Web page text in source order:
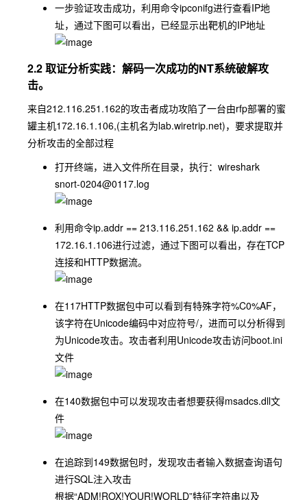
一步验证攻击成功，利用命令ipconifg进行查看IP地
址，通过下图可以看出，已经显示出靶机的IP地址
2.2 取证分析实践：解码一次成功的NT系统破解攻
击。
来自212.116.251.162的攻击者成功攻陷了一台由rfp部署的蜜
罐主机172.16.1.106,(主机名为lab.wiretrip.net)，要求提取并
分析攻击的全部过程
打开终端，进入文件所在目录，执行：wireshark
snort-0204@0117.log
利用命令ip.addr == 213.116.251.162 && ip.addr ==
172.16.1.106进行过滤，通过下图可以看出，存在TCP
连接和HTTP数据流。
在117HTTP数据包中可以看到有特殊字符%C0%AF，
该字符在Unicode编码中对应符号/，进而可以分析得到
为Unicode攻击。攻击者利用Unicode攻击访问boot.ini
文件
在140数据包中可以发现攻击者想要获得msadcs.dll文
件
在追踪到149数据包时，发现攻击者输入数据查询语句
进行SQL注入攻击
根据“ADM!ROX!YOUR!WORLD”特征字符串以及